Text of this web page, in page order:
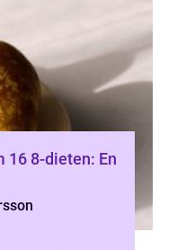
16 8-dieten: En